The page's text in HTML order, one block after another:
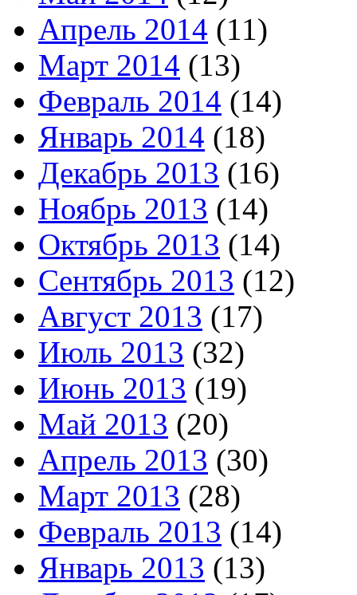
Апрель 2014 (11)
Март 2014 (13)
Февраль 2014 (14)
Январь 2014 (18)
Декабрь 2013 (16)
Ноябрь 2013 (14)
Октябрь 2013 (14)
Сентябрь 2013 (12)
Август 2013 (17)
Июль 2013 (32)
Июнь 2013 (19)
Май 2013 (20)
Апрель 2013 (30)
Март 2013 (28)
Февраль 2013 (14)
Январь 2013 (13)